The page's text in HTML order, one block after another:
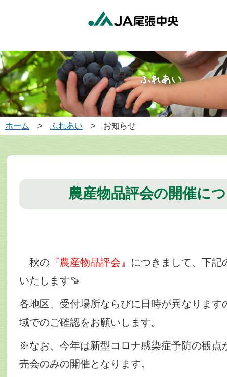
ホーム > ふれあい > お知らせ
農産物品評会の開催に
秋の 『農産物品評会』 につきまして、下記
いたします🍠
各地区、受付場所ならびに日時が異なります
域でのご確認をお願いします。
※なお、今年は新型コロナ感染症予防の観点
売会のみの開催となります。